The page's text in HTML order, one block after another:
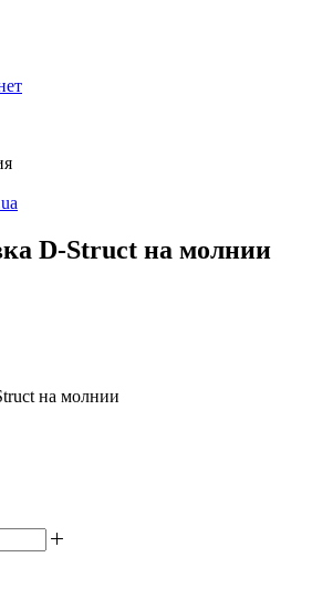
D-Struct на молнии
на молнии